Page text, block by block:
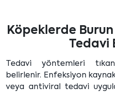
Köpeklerde Burun
Tedavi
Tedavi yöntemleri
belirlenir. Enfeksiyon
veya antiviral tedavi